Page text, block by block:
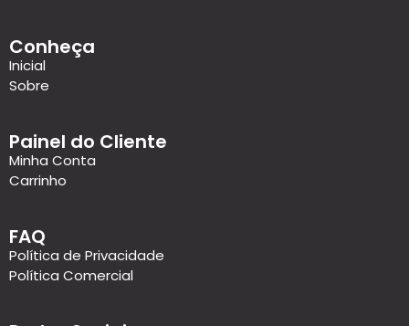
Conheça
Inicial
Sobre
Painel do Cliente
Minha Conta
Carrinho
FAQ
Política de Privacidade
Política Comercial